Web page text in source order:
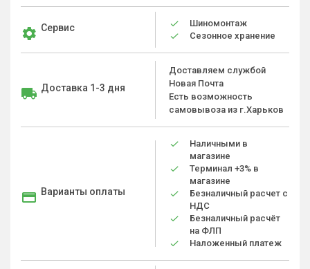
Сервис
Шиномонтаж
Сезонное хранение
Доставка 1-3 дня
Доставляем службой
Новая Почта
Есть возможность
самовывоза из г.Харьков
Варианты оплаты
Наличными в
магазине
Терминал +3% в
магазине
Безналичный расчет с
НДС
Безналичный расчёт
на ФЛП
Наложенный платеж